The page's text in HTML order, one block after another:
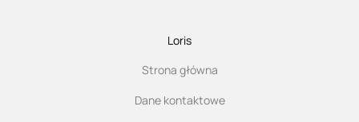
Loris
Strona główna
Dane kontaktowe